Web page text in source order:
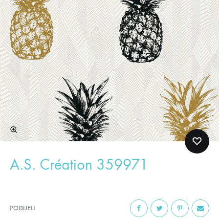
A.S. Création 359971
PODIJELI